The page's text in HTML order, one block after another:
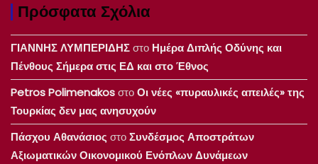
Πρόσφατα Σχόλια
ΓΙΑΝΝΗΣ ΛΥΜΠΕΡΙΔΗΣστο Ημέρα Διπλής Οδύνης και
Πένθους Σήμερα στις ΕΔ και στο Έθνος
Petros PolimenakosστοΟι νέες «πυραυλικές απειλές» της
Τουρκίας δεν μας ανησυχούν
Πάσχου Αθανάσιος στοΣυνδέσμος Αποστράτων
Αξιωματικών Οικονομικού Ενόπλων Δυνάμεων